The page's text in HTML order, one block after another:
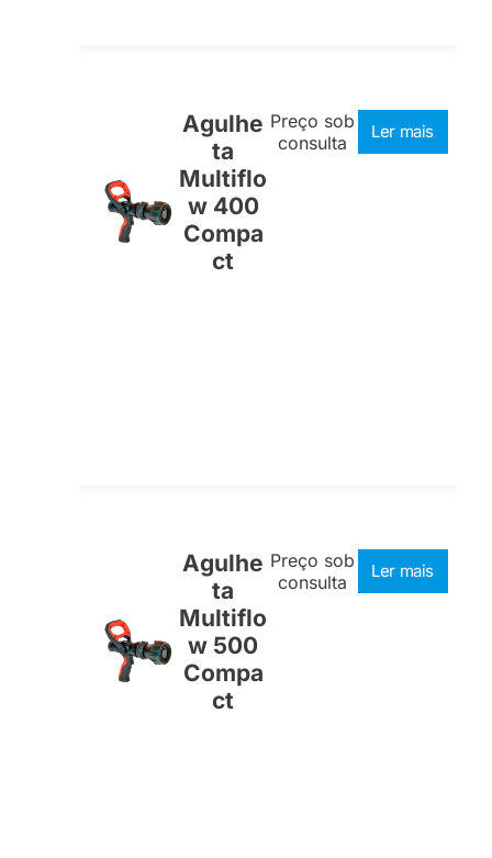
Agulhe
ta
Multiflo
w 400
Compa
ct
Preço sob
consulta
Ler mais
Agulhe
ta
Multiflo
w 500
Compa
ct
Preço sob
consulta
Ler mais